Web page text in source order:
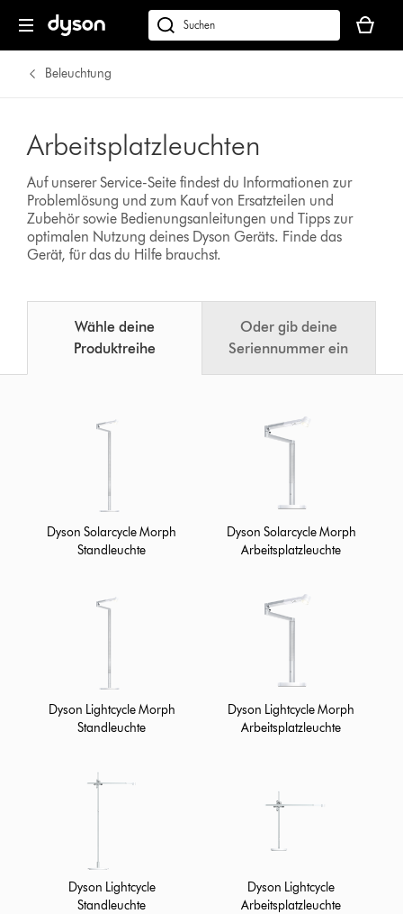
dyson.de
durchsuchen
ist
Beleuchtung
Arbeitsplatzleuchten
Auf unserer Service-Seite findest du Informationen zur
Problemlösung und zum Kauf von Ersatzteilen und
Zubehör sowie Bedienungsanleitungen und Tipps zur
optimalen Nutzung deines Dyson Geräts. Finde das
Gerät, für das du Hilfe brauchst.
Wähle deine
Produktreihe
Oder gib deine
Seriennummer ein
Dyson Solarcycle Morph
Standleuchte
Dyson Solarcycle Morph
Arbeitsplatzleuchte
Dyson Lightcycle Morph
Standleuchte
Dyson Lightcycle Morph
Arbeitsplatzleuchte
Dyson Lightcycle
Standleuchte
Dyson Lightcycle
Arbeitsplatzleuchte